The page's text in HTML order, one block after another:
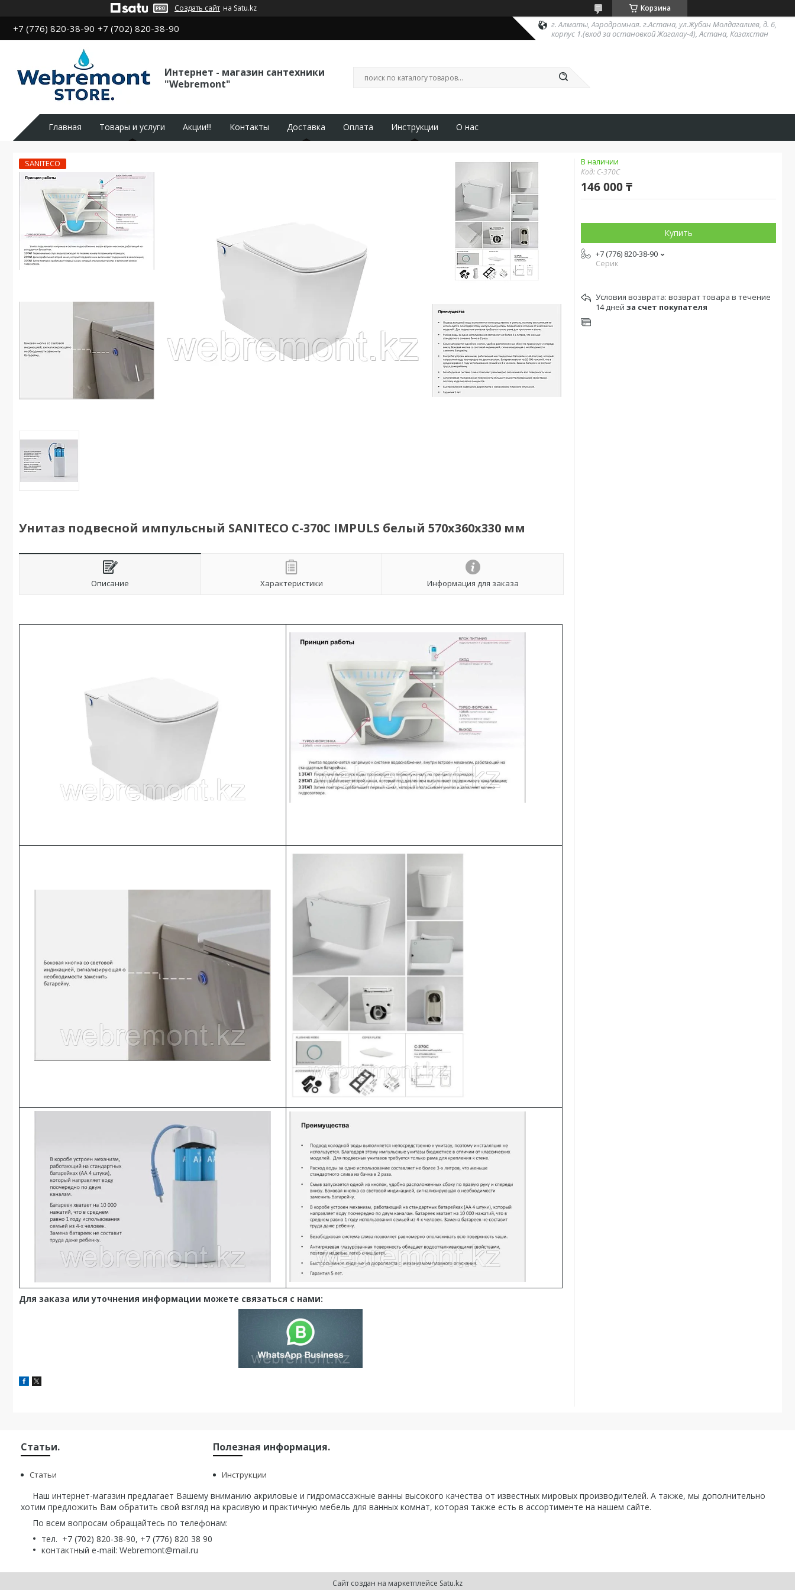
Создать сайт на Satu.kz Корзина
+7 (776) 820-38-90 +7 (702) 820-38-90
г. Алматы, Аэродромная. г.Астана, ул.Жубан Молдагалиев, д. 6,
корпус 1.(вход за остановкой Жагалау-4), Астана, Казахстан
Интернет - магазин сантехники
"Webremont"
Главная Товары и услуги Акции!!! Контакты Доставка Оплата Инструкции О нас
SANITECO
Унитаз подвесной импульсный SANITECO C-370C IMPULS белый 570х360х330 мм
Описание Характеристики Информация для заказа
Для заказа или уточнения информации можете связаться с нами:
В наличии
Код: C-370C
146 000 ₸
Купить
+7 (776) 820-38-90
Серик
возврат товара в течение
14 дней за счет покупателя
Статьи.
Статьи
Полезная информация.
Инструкции
Наш интернет-магазин предлагает Вашему вниманию акриловые и гидромассажные ванны высокого качества от известных мировых производителей. А также, мы дополнительно
хотим предложить Вам обратить свой взгляд на красивую и практичную мебель для ванных комнат, которая также есть в ассортименте на нашем сайте.
По всем вопросам обращайтесь по телефонам:
тел. +7 (702) 820-38-90, +7 (776) 820 38 90
контактный e-mail: Webremont@mail.ru
Сайт создан на маркетплейсе Satu.kz